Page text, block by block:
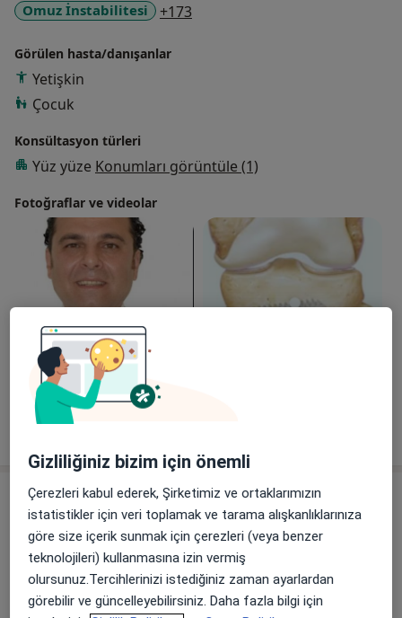
Omuz İnstabilitesi
+173
Görülen hasta/danışanlar
Yetişkin
Çocuk
Konsültasyon türleri
Yüz yüze Konumları görüntüle (1)
Fotoğraflar ve videolar
Galeriyi görüntüle (12)
Hizmetler
Başlıca Hizmetler
Ortopedi Ve Travmatoloji Randevusu
Gürselpaşa mahallesi Öğretmenler
Bulvarı.Tepelizade iş merkezi.Real
Avm karşısı B Blok Kat 1 numara 4,
Ücretler Hakkında
Gizliliğiniz bizim için önemli
Çerezleri kabul ederek, Şirketimiz ve ortaklarımızın
istatistikler için veri toplamak ve tarama alışkanlıklarınıza
göre size içerik sunmak için çerezleri (veya benzer
teknolojileri) kullanmasına izin vermiş
olursunuz.Tercihlerinizi istediğiniz zaman ayarlardan
görebilir ve güncelleyebilirsiniz. Daha fazla bilgi için